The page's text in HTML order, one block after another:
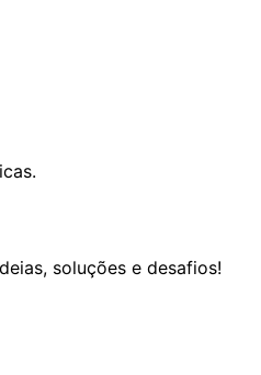
soluções e desafios!